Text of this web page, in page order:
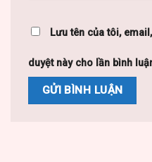
Lưu tên của tôi,
duyệt này cho lần bình